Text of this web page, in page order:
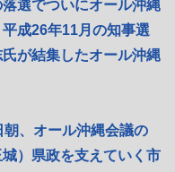
選でついにオール沖縄
成26年11月の知事選
が結集したオール沖縄
、オール沖縄会議の
）県政を支えていく市